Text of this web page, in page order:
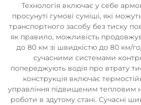
Технологія включає у себе
просунуті гумові суміші, які
транспортного засобу без тиску
як правило, можливість
до 80 км зі швидкістю до 80 км/
сучасними системами
попереджують водія про втрату
конструкція включає
управління підвищеним тепловим
роботи в здутому стані. Сучасні